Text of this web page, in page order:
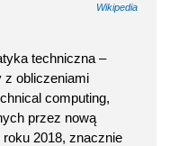
Wikipedia
techniczna –
z obliczeniami
computing,
przez nową
2018, znacznie